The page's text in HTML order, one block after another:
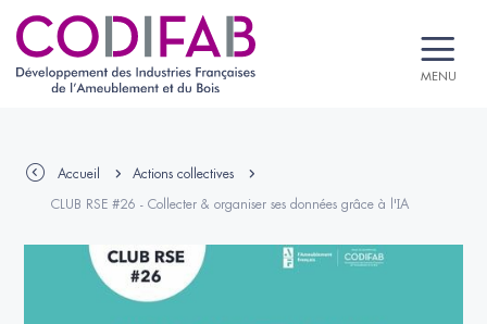
MENU
Accueil Actions collectives
CLUB RSE #26 - Collecter & organiser ses données grâce à l'IA